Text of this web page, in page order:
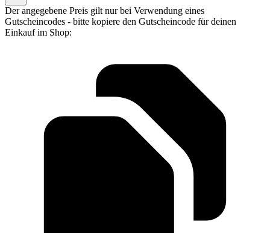
Der angegebene Preis gilt nur bei Verwendung eines
Gutscheincodes - bitte kopiere den Gutscheincode für deinen
Einkauf im Shop: